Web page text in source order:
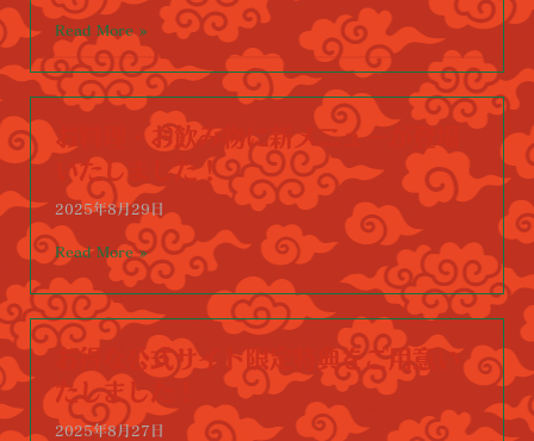
Read More »
お料理・お飲み物に新メニューが登場
いたしました！
2025年8月29日
Read More »
お得な公式サイト限定特典をご用意い
たしました！
2025年8月27日